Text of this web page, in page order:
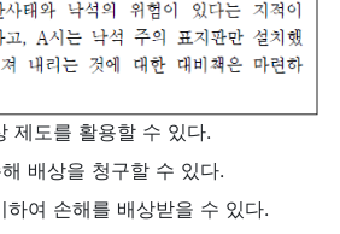
도를 활용할 수 있다.
배상을 청구할 수 있다.
여 손해를 배상받을 수 있다.